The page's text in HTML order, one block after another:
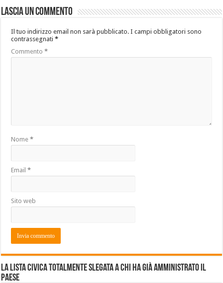
Lascia un commento
Il tuo indirizzo email non sarà pubblicato. I campi obbligatori sono
contrassegnati*
Commento*
Nome*
Email*
Sito web
La lista civica totalmente slegata a chi ha già amministrato il
Paese